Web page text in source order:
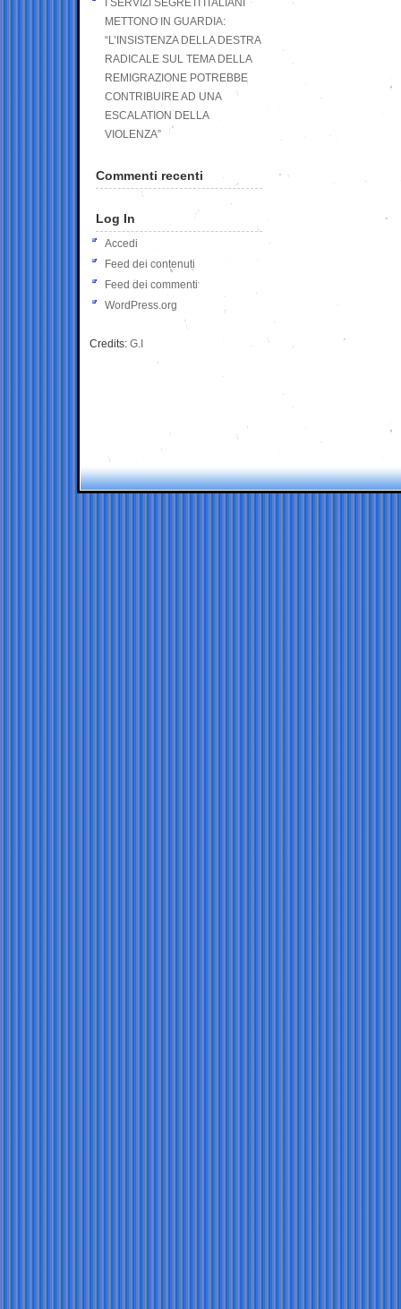
I SERVIZI SEGRETI ITALIANI
METTONO IN GUARDIA:
“L’INSISTENZA DELLA DESTRA
RADICALE SUL TEMA DELLA
REMIGRAZIONE POTREBBE
CONTRIBUIRE AD UNA
ESCALATION DELLA
VIOLENZA”
Commenti recenti
Log In
Accedi
Feed dei contenuti
Feed dei commenti
WordPress.org
Credits: G.I